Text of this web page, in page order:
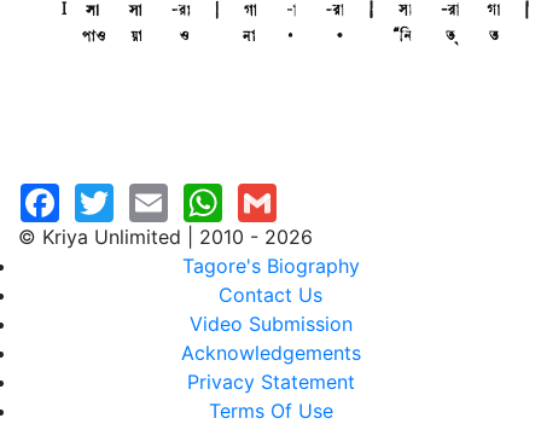
© Kriya Unlimited | 2010 - 2026
Tagore's Biography
Contact Us
Video Submission
Acknowledgements
Privacy Statement
Terms Of Use